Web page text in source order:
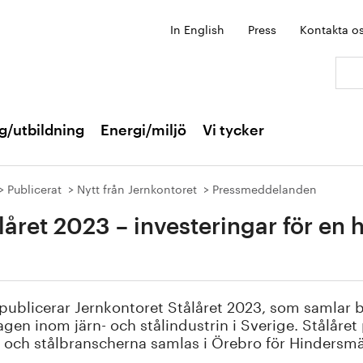
In English Press Kontakta
utbildning Energi/miljö Vi tycker
Publicerat Nytt från Jernkontoret Pressmeddelanden
2023 – investeringar för en
Jernkontoret Stålåret 2023, som samlar
inom järn- och stålindustrin i Sverige.
stålbranscherna samlas i Örebro för